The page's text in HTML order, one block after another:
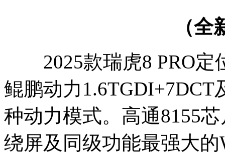
（
2025款瑞虎8 PRO定
鲲鹏动力1.6TGDI+7DCT
种动力模式。高通8155
绕屏及同级功能最强大